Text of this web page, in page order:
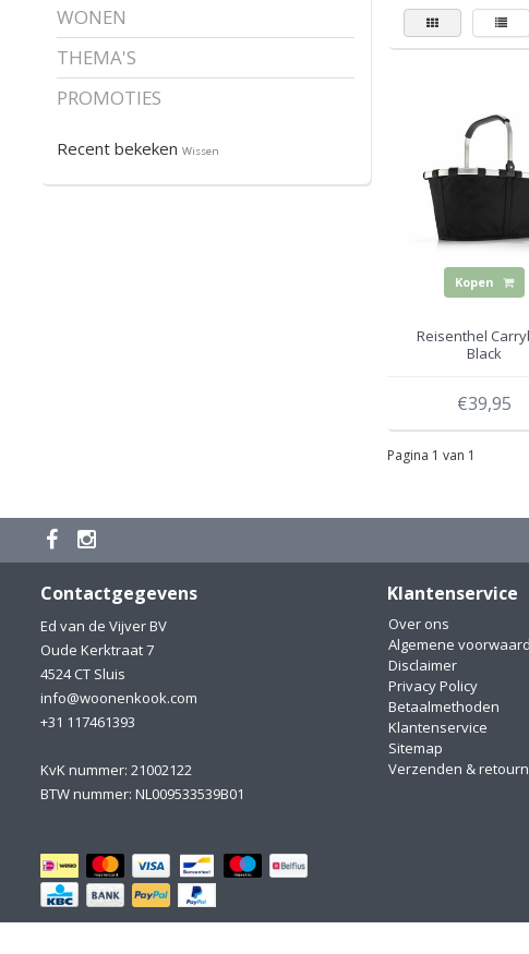
WONEN
THEMA'S
PROMOTIES
Recent bekeken Wissen
Kopen
Reisenthel
Black
€39,95
Pagina 1 van 1
Contactgegevens
Ed van de Vijver BV
Oude Kerktraat 7
4524 CT Sluis
info@woonenkook.com
+31 117461393
KvK nummer: 21002122
BTW nummer: NL009533539B01
Klantenservice
Over ons
Algemene
Disclaimer
Privacy Policy
Betaalmethoden
Klantenservice
Sitemap
Verzenden &